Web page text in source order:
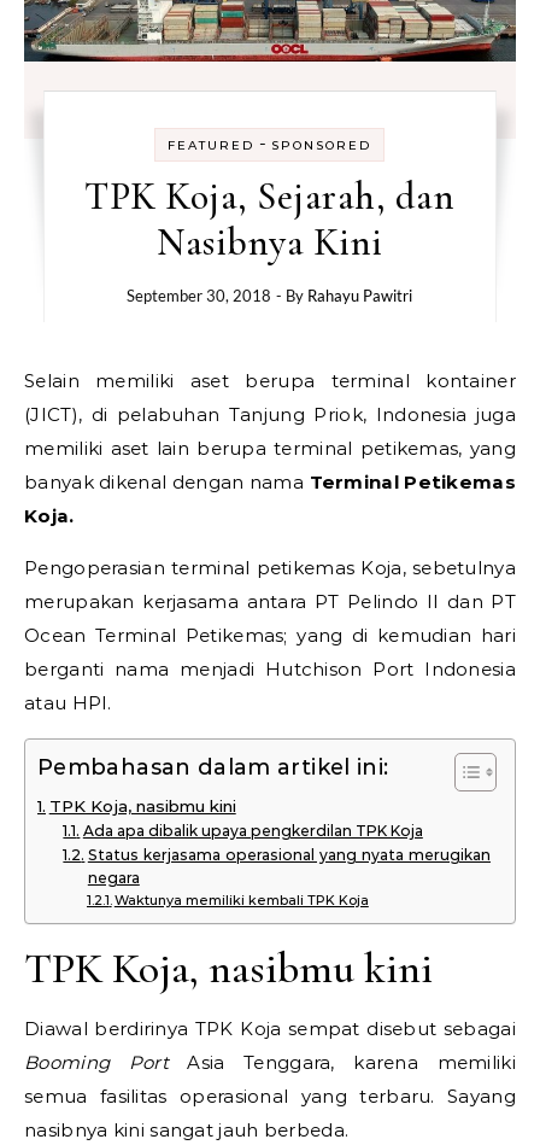
FEATURED - SPONSORED
TPK Koja, Sejarah, dan
Nasibnya Kini
September 30, 2018 - By Rahayu Pawitri
Selain memiliki aset berupa terminal kontainer
(JICT), di pelabuhan Tanjung Priok, Indonesia juga
memiliki aset lain berupa terminal petikemas, yang
banyak dikenal dengan nama Terminal Petikemas
Koja.
Pengoperasian terminal petikemas Koja, sebetulnya
merupakan kerjasama antara PT Pelindo II dan PT
Ocean Terminal Petikemas; yang di kemudian hari
berganti nama menjadi Hutchison Port Indonesia
atau HPI.
Pembahasan dalam artikel ini:
TPK Koja, nasibmu kini
Ada apa dibalik upaya pengkerdilan TPK Koja
Status kerjasama operasional yang nyata merugikan
negara
Waktunya memiliki kembali TPK Koja
TPK Koja, nasibmu kini
Diawal berdirinya TPK Koja sempat disebut sebagai
Booming PortAsia Tenggara, karena memiliki
semua fasilitas operasional yang terbaru. Sayang
nasibnya kini sangat jauh berbeda.